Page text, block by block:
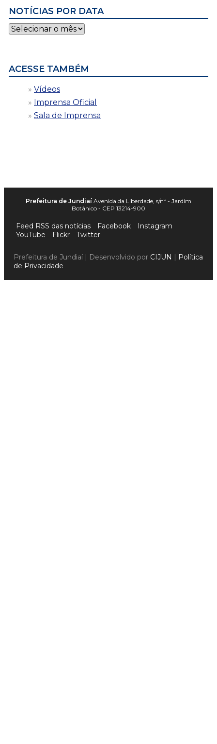
NOTÍCIAS POR DATA
Notícias
por
ACESSE TAMBÉM
Vídeos
Imprensa Oficial
Sala de Imprensa
Prefeitura de Jundiaí Avenida da Liberdade, s/nº - Jardim
Botânico - CEP 13214-900
Feed RSS das notícias Facebook
Instagram
YouTube
Flickr Twitter
Prefeitura de Jundiaí | Desenvolvido por CIJUN | Política
de Privacidade